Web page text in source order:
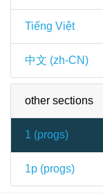
Tiếng Việt
中文 (zh-CN)
other sections
1 (progs)
1p (progs)